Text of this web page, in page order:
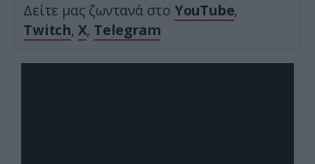
Δείτε μας ζωντανά στο YouTube,
Twitch, X, Telegram